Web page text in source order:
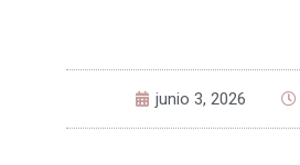
junio 3, 2026